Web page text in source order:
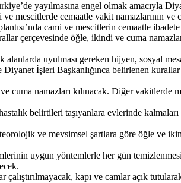
yayılmasına engel olmak amacıyla
mescitlerde cemaatle vakit namazlarının ve
cami ve mescitlerin cemaatle
çerçevesinde öğle, ikindi ve cuma
uyulması gereken hijyen, sosyal
İşleri Başkanlığınca belirlenen kurallar
cuma namazları kılınacak. Diğer vakitlerde
belirtileri taşıyanlara evlerinde
ve mevsimsel şartlara göre öğle ve
uygun yöntemlerle her gün
kapı ve camlar açık